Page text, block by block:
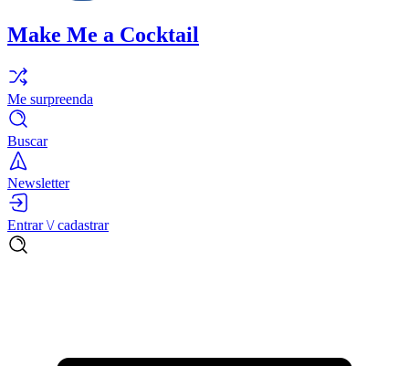
Make Me a Cocktail
Me surpreenda
Buscar
Newsletter
Entrar \/ cadastrar